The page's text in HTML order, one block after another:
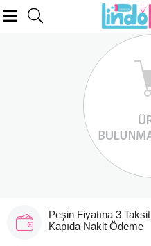
Peşin Fiyatına 3 Taksit
Kapıda Nakit Ödeme